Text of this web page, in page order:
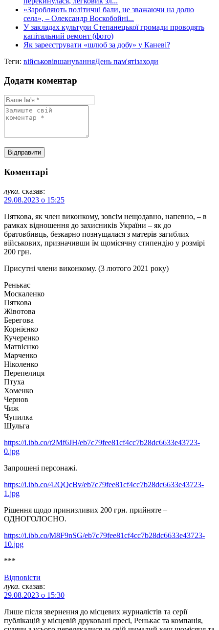
«Заробляють політичні бали, не зважаючи на долю
села», – Олександр Воскобойні...
У закладах культури Степанецької громади проводять
капітальний ремонт (фото)
Як зареєструвати «шлюб за добу» у Каневі?
Теги: військовівшануванняДень пам'ятізаходи
Додати коментар
Коментарі
лука. сказав:
29.08.2023 о 15:25
Пяткова, як член виконкому, зовсім нещодавно, напевно, – в
рамках відношення до захисників України – як до
братовбивць, безкарно познущалася з матерів загиблих
військових, призначивши їм щомісячну стипендію у розмірі
200 грн.
Присутні члени виконкому. (3 лютого 2021 року)
Ренькас
Москаленко
Пяткова
Жівотова
Берегова
Корнієнко
Кучеренко
Матвієнко
Марченко
Ніколенко
Перепелиця
Птуха
Хоменко
Чернов
Чиж
Чупилка
Шульга
https://i.ibb.co/r2Mf6JH/eb7c79fee81cf4cc7b28dc6633e43723-
0.jpg
Запрошені персонажі.
https://i.ibb.co/42QQcBv/eb7c79fee81cf4cc7b28dc6633e43723-
1.jpg
Рішення щодо принизливих 200 грн. прийняте –
ОДНОГОЛОСНО.
https://i.ibb.co/M8F9nSG/eb7c79fee81cf4cc7b28dc6633e43723-
10.jpg
***
Відповіcти
лука. сказав:
29.08.2023 о 15:30
Лише після звернення до місцевих журналістів та серії
публікацій у місцевій друковані пресі, Ренькас та компанія,